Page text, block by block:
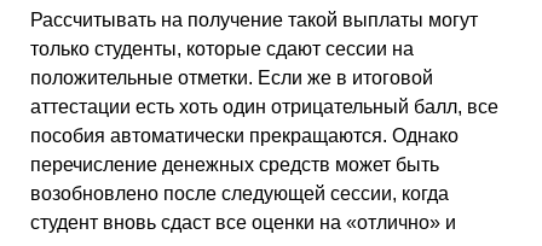
Рассчитывать на получение такой выплаты могут
только студенты, которые сдают сессии на
положительные отметки. Если же в итоговой
аттестации есть хоть один отрицательный балл, все
пособия автоматически прекращаются. Однако
перечисление денежных средств может быть
возобновлено после следующей сессии, когда
студент вновь сдаст все оценки на «отлично» и